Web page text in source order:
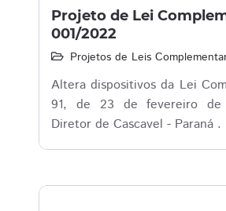
Projeto de Lei
001/2022
Projetos de Leis
Altera dispositivos da Lei
91, de 23 de fevereiro de
Diretor de Cascavel - Paraná .